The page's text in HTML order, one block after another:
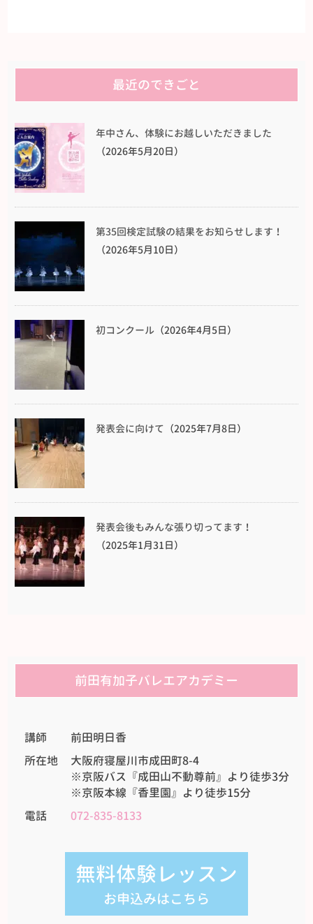
最近のできごと
年中さん、体験にお越しいただきました
（2026年5月20日）
第35回検定試験の結果をお知らせします！
（2026年5月10日）
初コンクール （2026年4月5日）
発表会に向けて （2025年7月8日）
発表会後もみんな張り切ってます！
（2025年1月31日）
前田有加子バレエアカデミー
講師
前田明日香
所在地
大阪府寝屋川市成田町8-4
※京阪バス『成田山不動尊前』より徒歩3分
※京阪本線『香里園』より徒歩15分
電話
072-835-8133
無料体験レッスン
お申込みはこちら